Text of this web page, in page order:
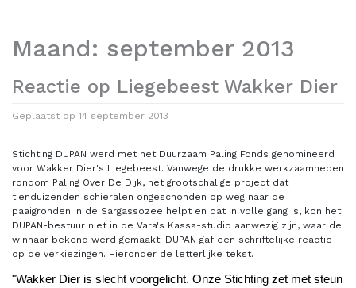
Maand: september 2013
Reactie op Liegebeest Wakker Dier
Geplaatst op 14 september 2013
Stichting DUPAN werd met het Duurzaam Paling Fonds genomineerd
voor Wakker Dier's Liegebeest. Vanwege de drukke werkzaamheden
rondom Paling Over De Dijk, het grootschalige project dat
tienduizenden schieralen ongeschonden op weg naar de
paaigronden in de Sargassozee helpt en dat in volle gang is, kon het
DUPAN-bestuur niet in de Vara's Kassa-studio aanwezig zijn, waar de
winnaar bekend werd gemaakt. DUPAN gaf een schriftelijke reactie
op de verkiezingen. Hieronder de letterlijke tekst.
"Wakker Dier is slecht voorgelicht. Onze Stichting zet met steun